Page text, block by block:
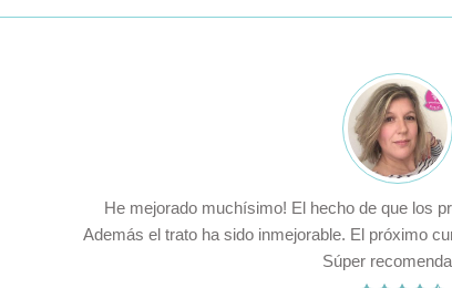
He mejorado muchísimo! El hecho de que los
Además el trato ha sido inmejorable. El próximo curso
Súper recomendable